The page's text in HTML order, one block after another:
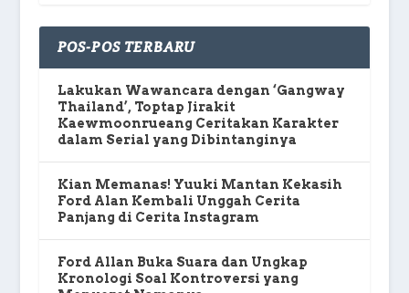
POS-POS TERBARU
Lakukan Wawancara dengan ‘Gangway
Thailand’, Toptap Jirakit
Kaewmoonrueang Ceritakan Karakter
dalam Serial yang Dibintanginya
Kian Memanas! Yuuki Mantan Kekasih
Ford Alan Kembali Unggah Cerita
Panjang di Cerita Instagram
Ford Allan Buka Suara dan Ungkap
Kronologi Soal Kontroversi yang